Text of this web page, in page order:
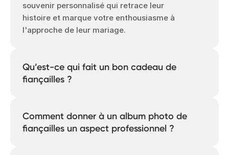
souvenir personnalisé qui retrace leur
histoire et marque votre enthousiasme à
l'approche de leur mariage.
Qu’est-ce qui fait un bon cadeau de
fiançailles ?
plupart des gens, les meilleurs cadeaux
de fiançailles sont personnels,
significatifs et mémorables. Les albums
Comment donner à un album photo de
fiançailles un aspect professionnel ?